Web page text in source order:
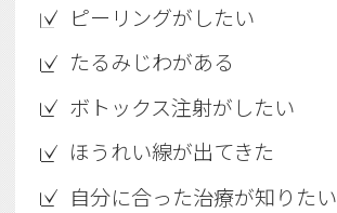
ピーリングがしたい
たるみじわがある
ボトックス注射がしたい
ほうれい線が出てきた
自分に合った治療が知りたい